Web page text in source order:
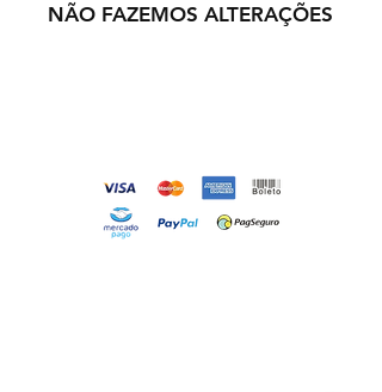
NÃO FAZEMOS ALTERAÇÕES